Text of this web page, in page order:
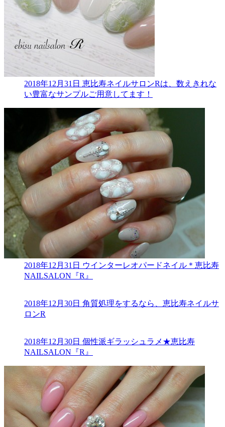
2018年12月31日 恵比寿ネイルサロンRは、数えきれな
い豊富なサンプルご用意してます！
2018年12月31日 ウインターレオパードネイル＊恵比寿
NAILSALON『R』
2018年12月30日 角質処理をするなら、恵比寿ネイルサ
ロンR
2018年12月30日 個性派ギラッシュラメ★恵比寿
NAILSALON『R』